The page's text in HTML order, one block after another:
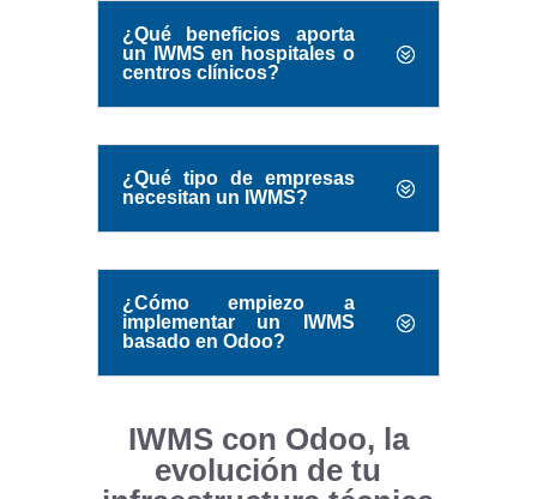
¿Qué beneficios aporta
un IWMS en hospitales o
centros clínicos?
¿Qué tipo de empresas
necesitan un IWMS?
¿Cómo empiezo a
implementar un IWMS
basado en Odoo?
IWMS con Odoo, la
evolución de tu